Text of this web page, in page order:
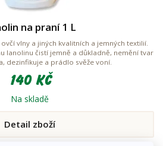
na praní 1 L
vlny a jiných kvalitních a jemných textilií.
lanolinu čistí jemně a důkladně, nemění tvar
dezinfikuje a prádlo svěže voní.
140 Kč
Na skladě
Detail zboží